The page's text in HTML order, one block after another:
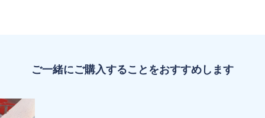
ご一緒にご購入することをおすすめします